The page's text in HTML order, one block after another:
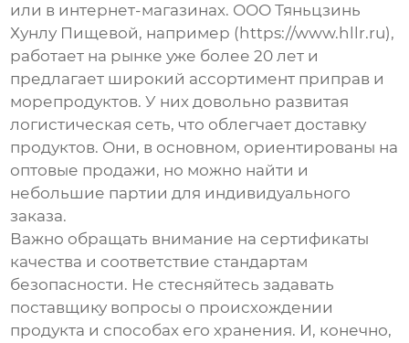
или в интернет-магазинах. ООО Тяньцзинь
Хунлу Пищевой, например (https://www.hllr.ru),
работает на рынке уже более 20 лет и
предлагает широкий ассортимент приправ и
морепродуктов. У них довольно развитая
логистическая сеть, что облегчает доставку
продуктов. Они, в основном, ориентированы на
оптовые продажи, но можно найти и
небольшие партии для индивидуального
заказа.
Важно обращать внимание на сертификаты
качества и соответствие стандартам
безопасности. Не стесняйтесь задавать
поставщику вопросы о происхождении
продукта и способах его хранения. И, конечно,